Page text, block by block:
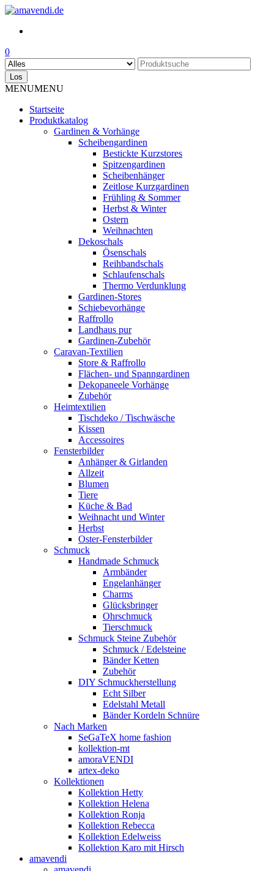
Skip
0
Los
MENUMENU
Startseite
Produktkatalog
Gardinen & Vorhänge
Scheibengardinen
Bestickte Kurzstores
Spitzengardinen
Scheibenhänger
Zeitlose Kurzgardinen
Frühling & Sommer
Herbst & Winter
Ostern
Weihnachten
Dekoschals
Ösenschals
Reihbandschals
Schlaufenschals
Thermo Verdunklung
Gardinen-Stores
Schiebevorhänge
Raffrollo
Landhaus pur
Gardinen-Zubehör
Caravan-Textilien
Store & Raffrollo
Flächen- und Spanngardinen
Dekopaneele Vorhänge
Zubehör
Heimtextilien
Tischdeko / Tischwäsche
Kissen
Accessoires
Fensterbilder
Anhänger & Girlanden
Allzeit
Blumen
Tiere
Küche & Bad
Weihnacht und Winter
Herbst
Oster-Fensterbilder
Schmuck
Handmade Schmuck
Armbänder
Engelanhänger
Charms
Glücksbringer
Ohrschmuck
Tierschmuck
Schmuck Steine Zubehör
Schmuck / Edelsteine
Bänder Ketten
Zubehör
DIY Schmuckherstellung
Echt Silber
Edelstahl Metall
Bänder Kordeln Schnüre
Nach Marken
SeGaTeX home fashion
kollektion-mt
amoraVENDI
artex-deko
Kollektionen
Kollektion Hetty
Kollektion Helena
Kollektion Ronja
Kollektion Rebecca
Kollektion Edelweiss
Kollektion Karo mit Hirsch
amavendi